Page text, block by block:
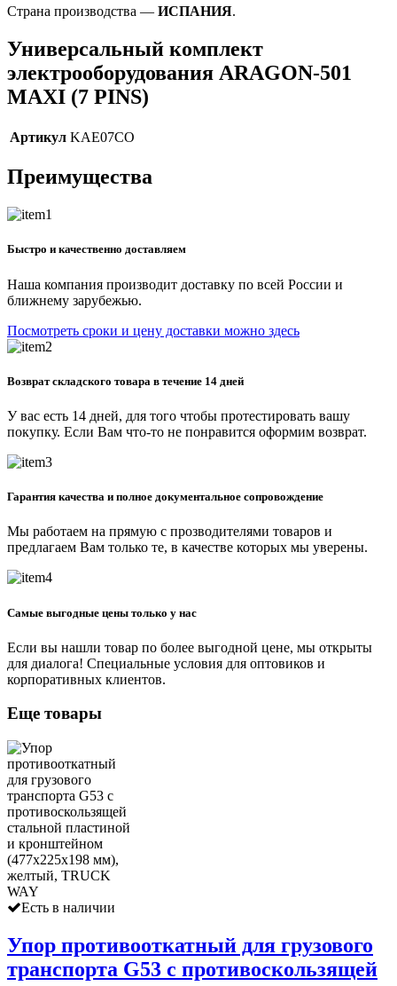
Страна производства — ИСПАНИЯ.
Универсальный комплект
электрооборудования ARAGON-501
MAXI (7 PINS)
Артикул KAE07CO
Преимущества
Быстро и качественно доставляем
Наша компания производит доставку по всей России и
ближнему зарубежью.
Посмотреть сроки и цену доставки можно здесь
Возврат складского товара в течение 14 дней
У вас есть 14 дней, для того чтобы протестировать вашу
покупку. Если Вам что-то не понравится оформим возврат.
Гарантия качества и полное документальное сопровождение
Мы работаем на прямую с прозводителями товаров и
предлагаем Вам только те, в качестве которых мы уверены.
Самые выгодные цены только у нас
Если вы нашли товар по более выгодной цене, мы открыты
для диалога! Специальные условия для оптовиков и
корпоративных клиентов.
Еще товары
Есть в наличии
Упор противооткатный для грузового
транспорта G53 с противоскользящей